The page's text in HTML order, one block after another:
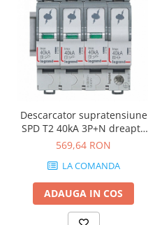
Descarcator supratensiune
SPD T2 40kA 3P+N dreapta
Legrand 412247
569,64 RON
LA COMANDA
ADAUGA IN COS